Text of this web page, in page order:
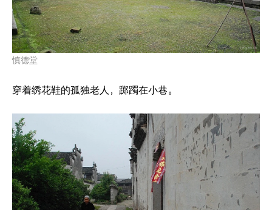
慎德堂
穿着绣花鞋的孤独老人，踯躅在小巷。